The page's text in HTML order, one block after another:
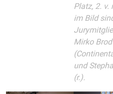
Platz, 2. v.
im Bild
Mirko
und
(r.).